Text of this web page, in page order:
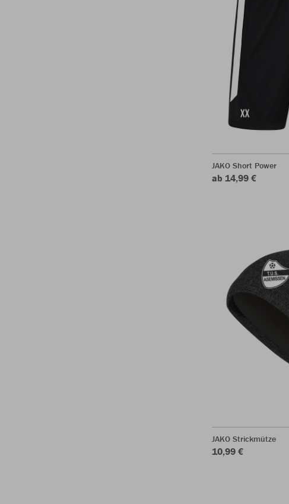
JAKO Short Power
ab 14,99 €
JAKO Strickmütze
10,99 €